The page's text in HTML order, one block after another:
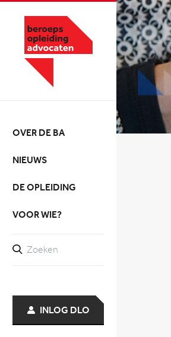
OVER DE BA
NIEUWS
DE OPLEIDING
VOOR WIE?
INLOG DLO